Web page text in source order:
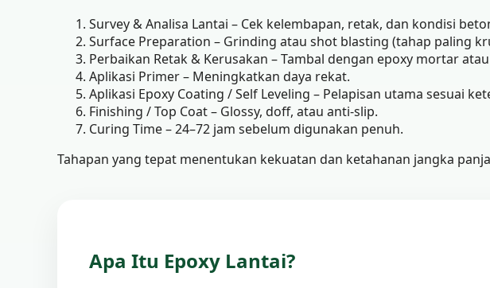
Survey & Analisa Lantai – Cek kelembapan, retak, dan kondisi
Surface Preparation – Grinding atau shot blasting (tahap paling
Perbaikan Retak & Kerusakan – Tambal dengan epoxy mortar
Aplikasi Primer – Meningkatkan daya rekat.
Aplikasi Epoxy Coating / Self Leveling – Pelapisan utama sesuai
Finishing / Top Coat – Glossy, doff, atau anti-slip.
Curing Time – 24–72 jam sebelum digunakan penuh.
Tahapan yang tepat menentukan kekuatan dan ketahanan jangka
Apa Itu Epoxy Lantai?